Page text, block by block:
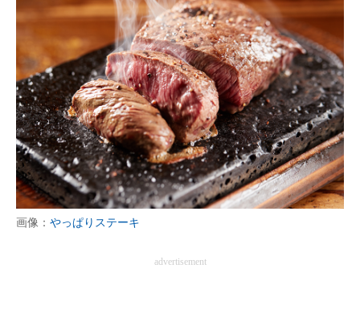
画像： やっぱりステーキ
advertisement